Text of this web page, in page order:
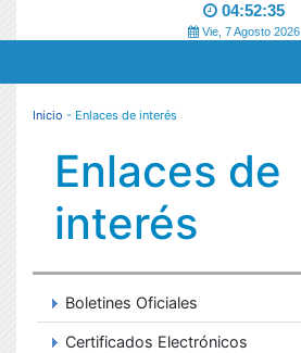
04:52:35
Vie, 7 Agosto 2026
MENÚ RESPONSIVE
Inicio - Enlaces de interés
Enlaces de
interés
Boletines Oficiales
Certificados Electrónicos